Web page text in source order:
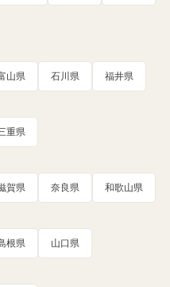
山県 石川県 福井県
重県
賀県 奈良県 和歌山県
根県 山口県